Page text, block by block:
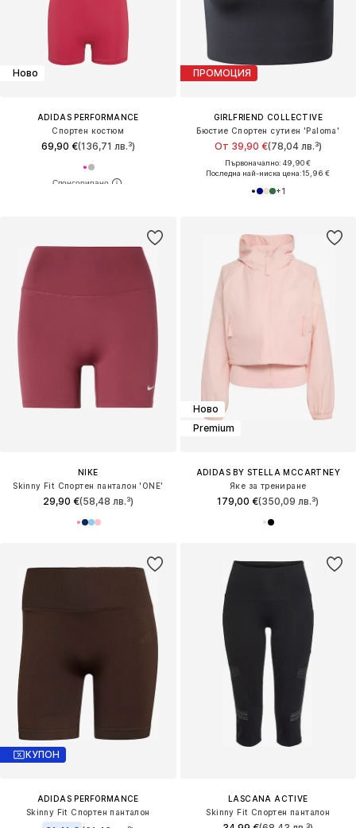
Ново
ADIDAS PERFORMANCE
Спортен костюм
69,90 €(136,71 лв.³)
ПРОМОЦИЯ
GIRLFRIEND COLLECTIVE
Бюстие Спортен сутиен 'Paloma'
От 39,90 €(78,04 лв.³)
Първоначално: 49,90 €
Последна най-ниска цена:15,96 €
+1
NIKE
Skinny Fit Спортен панталон 'ONE'
29,90 €(58,48 лв.³)
Ново
Premium
ADIDAS BY STELLA MCCARTNEY
Яке за трениране
179,00 €(350,09 лв.³)
КУПОН
ADIDAS PERFORMANCE
Skinny Fit Спортен панталон
LASCANA ACTIVE
Skinny Fit Спортен панталон